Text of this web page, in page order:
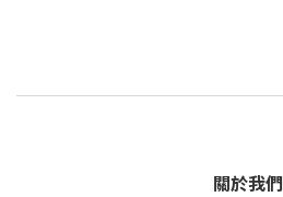
關於我們